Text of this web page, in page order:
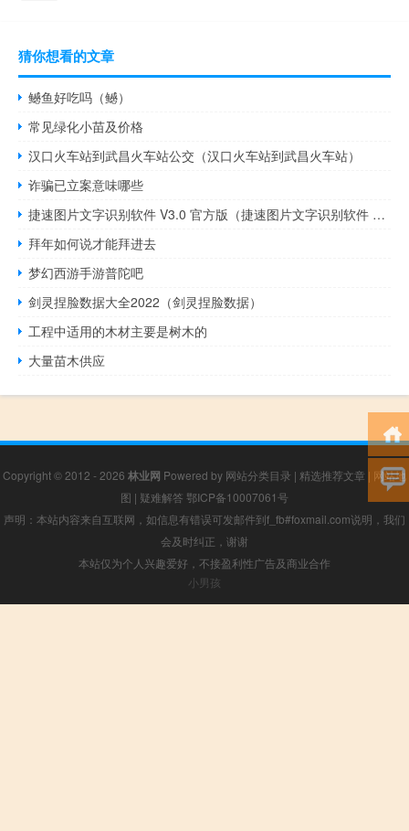
猜你想看的文章
鳡鱼好吃吗（鳡）
常见绿化小苗及价格
汉口火车站到武昌火车站公交（汉口火车站到武昌火车站）
诈骗已立案意味哪些
捷速图片文字识别软件 V3.0 官方版（捷速图片文字识别软件 V3.0 官方版功能简介）
拜年如何说才能拜进去
梦幻西游手游普陀吧
剑灵捏脸数据大全2022（剑灵捏脸数据）
工程中适用的木材主要是树木的
大量苗木供应
Copyright © 2012 - 2026 林业网 Powered by 网站分类目录 | 精选推荐文章 | 网站地
图 | 疑难解答 鄂ICP备10007061号
声明：本站内容来自互联网，如信息有错误可发邮件到f_fb#foxmail.com说明，我们
会及时纠正，谢谢
本站仅为个人兴趣爱好，不接盈利性广告及商业合作
小男孩